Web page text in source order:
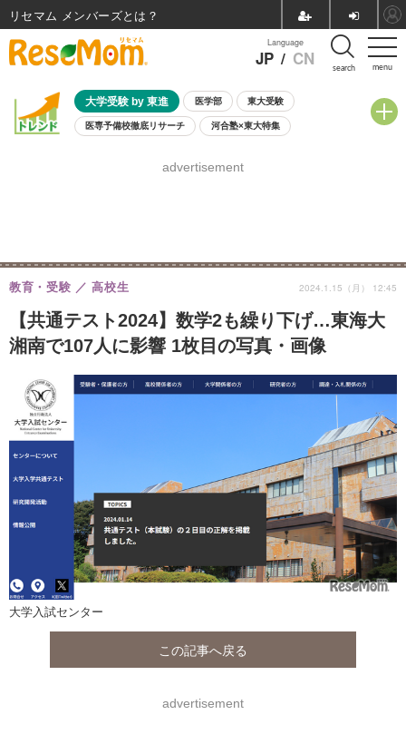
menu
Language
JP / CN search
大学受験 by 東進 医学部 東大受験
医専予備校徹底リサーチ 河合塾×東大特集
8月開催学校説明会・相談会
advertisement
【共通テスト2024】数学2も繰り下げ…東海大
湘南で107人に影響 1枚目の写真・画像
教育・受験 高校生 2024.1.15（月） 12:45
大学入試センター
この記事へ戻る
advertisement
リセマム メンバーズ